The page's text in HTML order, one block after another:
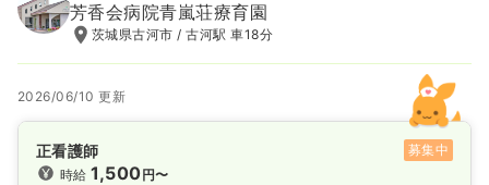
芳香会病院青嵐荘療育園
茨城県古河市 / 古河駅 車18分
2026/06/10 更新
正看護師
募集中
時給1,500円〜